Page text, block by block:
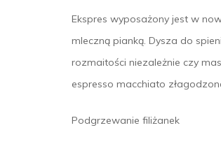
Ekspres wyposażony jest w
mleczną pianką. Dysza do
rozmaitości niezależnie czy
espresso macchiato
Podgrzewanie filiżanek